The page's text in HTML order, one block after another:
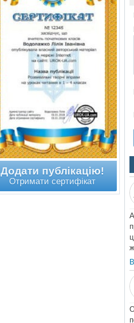
Додати публікацію!
Отримати сертифікат